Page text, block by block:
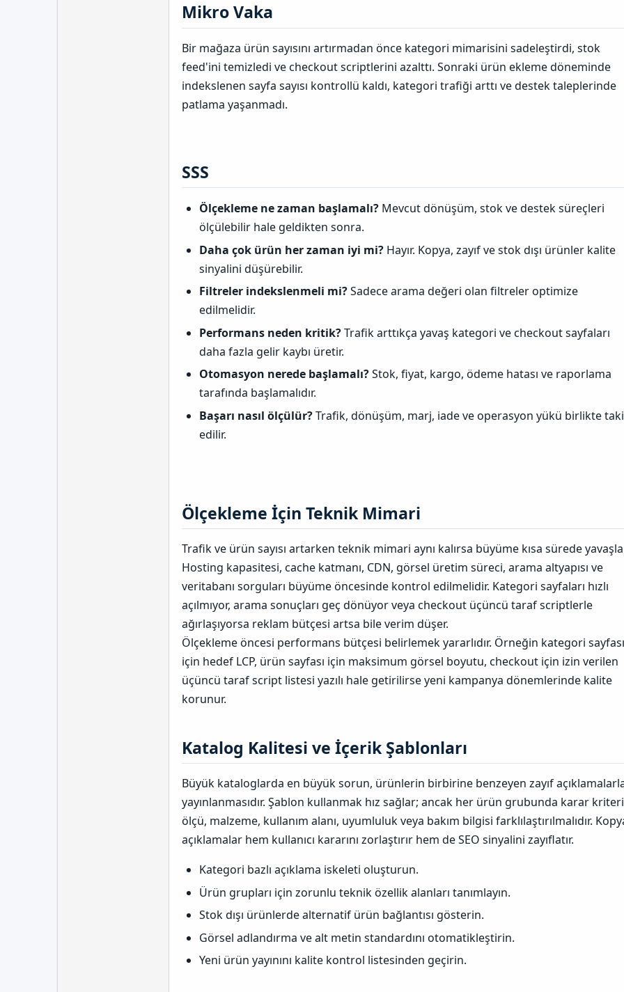
Mikro Vaka​
Bir mağaza ürün sayısını artırmadan önce kategori mimarisini sadeleştirdi, stok
feed'ini temizledi ve checkout scriptlerini azalttı. Sonraki ürün ekleme döneminde
indekslenen sayfa sayısı kontrollü kaldı, kategori trafiği arttı ve destek taleplerinde
patlama yaşanmadı.
SSS​
Ölçekleme ne zaman başlamalı?Mevcut dönüşüm, stok ve destek süreçleri
ölçülebilir hale geldikten sonra.
Daha çok ürün her zaman iyi mi?Hayır. Kopya, zayıf ve stok dışı ürünler kalite
sinyalini düşürebilir.
Filtreler indekslenmeli mi?Sadece arama değeri olan filtreler optimize
edilmelidir.
Performans neden kritik?Trafik arttıkça yavaş kategori ve checkout sayfaları
daha fazla gelir kaybı üretir.
Otomasyon nerede başlamalı?Stok, fiyat, kargo, ödeme hatası ve raporlama
tarafında başlamalıdır.
Başarı nasıl ölçülür?Trafik, dönüşüm, marj, iade ve operasyon yükü birlikte
edilir.
Ölçekleme İçin Teknik Mimari​
Trafik ve ürün sayısı artarken teknik mimari aynı kalırsa büyüme kısa sürede
Hosting kapasitesi, cache katmanı, CDN, görsel üretim süreci, arama altyapısı ve
veritabanı sorguları büyüme öncesinde kontrol edilmelidir. Kategori sayfaları hızlı
açılmıyor, arama sonuçları geç dönüyor veya checkout üçüncü taraf scriptlerle
ağırlaşıyorsa reklam bütçesi artsa bile verim düşer.
Ölçekleme öncesi performans bütçesi belirlemek yararlıdır. Örneğin kategori sayfası
için hedef LCP, ürün sayfası için maksimum görsel boyutu, checkout için izin verilen
üçüncü taraf script listesi yazılı hale getirilirse yeni kampanya dönemlerinde kalite
korunur.
Katalog Kalitesi ve İçerik Şablonları​
Büyük kataloglarda en büyük sorun, ürünlerin birbirine benzeyen zayıf
yayınlanmasıdır. Şablon kullanmak hız sağlar; ancak her ürün grubunda karar
ölçü, malzeme, kullanım alanı, uyumluluk veya bakım bilgisi farklılaştırılmalıdır.
açıklamalar hem kullanıcı kararını zorlaştırır hem de SEO sinyalini zayıflatır.
Kategori bazlı açıklama iskeleti oluşturun.
Ürün grupları için zorunlu teknik özellik alanları tanımlayın.
Stok dışı ürünlerde alternatif ürün bağlantısı gösterin.
Görsel adlandırma ve alt metin standardını otomatikleştirin.
Yeni ürün yayınını kalite kontrol listesinden geçirin.